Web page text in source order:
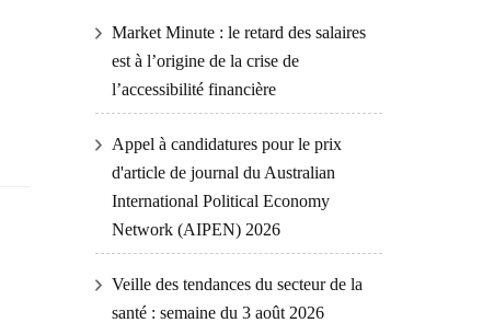
Market Minute : le retard des salaires
est à l’origine de la crise de
l’accessibilité financière
Appel à candidatures pour le prix
d'article de journal du Australian
International Political Economy
Network (AIPEN) 2026
Veille des tendances du secteur de la
santé : semaine du 3 août 2026